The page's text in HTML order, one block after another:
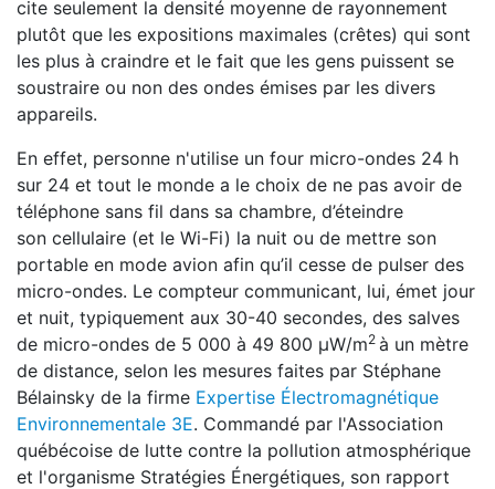
cite seulement la densité moyenne de rayonnement
plutôt que les expositions maximales (crêtes) qui sont
les plus à craindre et le fait que les gens puissent se
soustraire ou non des ondes émises par les divers
appareils.
En effet, personne n'utilise un four micro-ondes 24 h
sur 24 et tout le monde a le choix de ne pas avoir de
téléphone sans fil dans sa chambre, d’éteindre
son cellulaire (et le Wi-Fi) la nuit ou de mettre son
portable en mode avion afin qu’il cesse de pulser des
micro-ondes. Le compteur communicant, lui, émet jour
et nuit, typiquement aux 30-40 secondes, des salves
de micro-ondes de 5 000 à 49 800 μW/m2 à un mètre
de distance, selon les mesures faites par Stéphane
Bélainsky de la firme Expertise Électromagnétique
Environnementale 3E. Commandé par l'Association
québécoise de lutte contre la pollution atmosphérique
et l'organisme Stratégies Énergétiques, son rapport